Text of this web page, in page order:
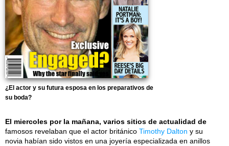
¿El actor y su futura esposa en los preparativos de
su boda?
El miercoles por la mañana, varios sitios de actualidad de
famosos revelaban que el actor británico Timothy Dalton y su
novia habían sido vistos en una joyería especializada en anillos